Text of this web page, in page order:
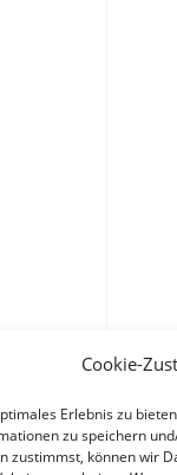
Cookie-
Erlebnis zu
zu speichern
zustimmst, können wir